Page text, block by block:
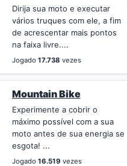
Dirija sua moto e executar
vários truques com ele, a fim
de acrescentar mais pontos
na faixa livre....
Jogado 17.738 vezes
Mountain Bike
Experimente a cobrir o
máximo possível com a sua
moto antes de sua energia se
esgota! ...
Jogado 16.519 vezes